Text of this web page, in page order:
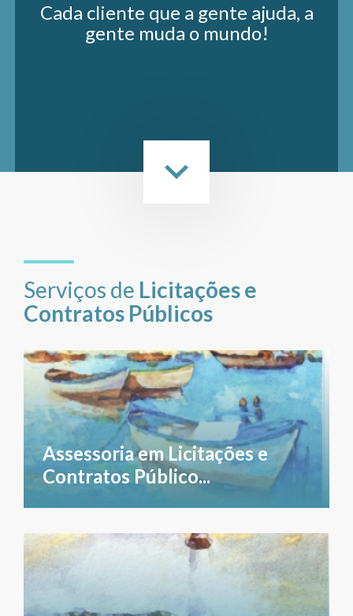
Cada cliente que a gente ajuda, a
gente muda o mundo!
Serviços de Licitações e
Contratos Públicos
Assessoria em Licitações e
Contratos Público...